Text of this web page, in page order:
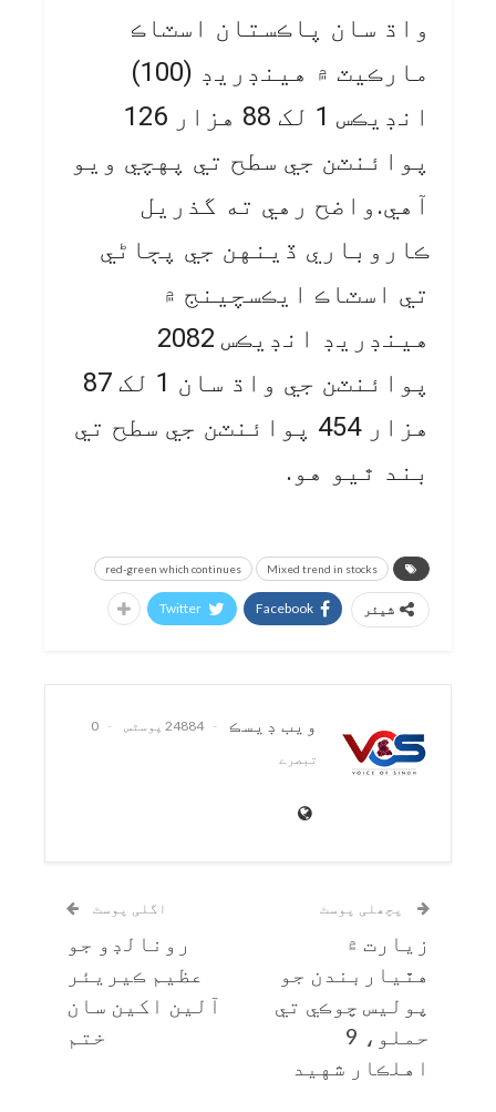
واڌ سان پاڪستان اسٽاڪ
مارڪيٽ ۾ هينڊريڊ (100)
انڊيڪس 1 لک 88 هزار 126
پوائنٽن جي سطح تي پهچي ويو
آهي.واضح رهي ته گذريل
ڪاروباري ڏينهن جي پڄاڻي
تي اسٽاڪ ايڪسچينج ۾
هينڊريڊ انڊيڪس 2082
پوائنٽن جي واڌ سان 1 لک 87
هزار 454 پوائنٽن جي سطح تي
بند ٿيو هو.
Mixed trend in stocks
red-green which continues
شیئر Facebook
Twitter
ويب ڊيسڪ 24884 پوسٹس
0
تبصرے
پچھلی پوسٹ
زيارت ۾
هٿياربندن جو
پوليس چوڪي تي
حملو، 9
اهلڪار شهيد
اگلی پوسٹ
رونالڊو جو
عظيم ڪيريئر
آلين اکين سان
ختم